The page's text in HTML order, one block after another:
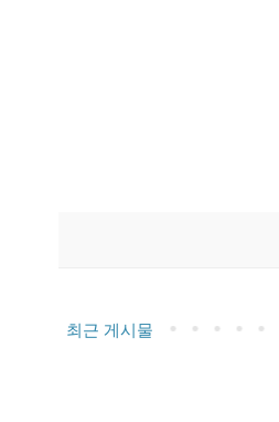
최근 게시물